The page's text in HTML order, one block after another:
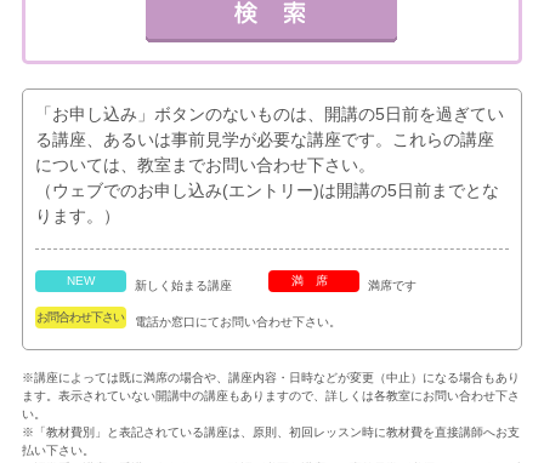
「お申し込み」ボタンのないものは、開講の5日前を過ぎてい
る講座、あるいは事前見学が必要な講座です。これらの講座
については、教室までお問い合わせ下さい。
（ウェブでのお申し込み(エントリー)は開講の5日前までとな
ります。）
NEW 新しく始まる講座 満席 満席です
お問合わせ下さい 電話か窓口にてお問い合わせ下さい。
※講座によっては既に満席の場合や、講座内容・日時などが変更（中止）になる場合もあり
ます。表示されていない開講中の講座もありますので、詳しくは各教室にお問い合わせ下さ
い。
※「教材費別」と表記されている講座は、原則、初回レッスン時に教材費を直接講師へお支
払い下さい。